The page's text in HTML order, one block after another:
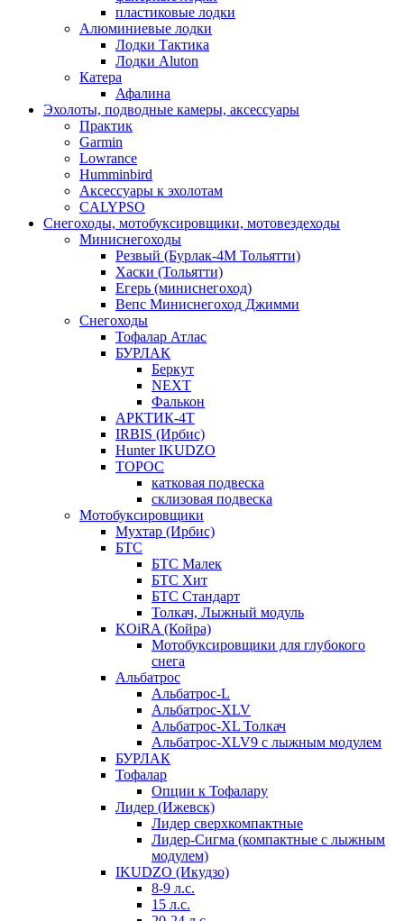
пластиковые лодки
Алюминиевые лодки
Лодки Тактика
Лодки Aluton
Катера
Афалина
Эхолоты, подводные камеры, аксессуары
Практик
Garmin
Lowrance
Humminbird
Аксессуары к эхолотам
CALYPSO
Снегоходы, мотобуксировщики, мотовездеходы
Миниснегоходы
Резвый (Бурлак-4М Тольятти)
Хаски (Тольятти)
Егерь (миниснегоход)
Вепс Миниснегоход Джимми
Снегоходы
Тофалар Атлас
БУРЛАК
Беркут
NEXT
Фалькон
АРКТИК-4Т
IRBIS (Ирбис)
Hunter IKUDZO
ТОРОС
катковая подвеска
склизовая подвеска
Мотобуксировщики
Мухтар (Ирбис)
БТС
БТС Малек
БТС Хит
БТС Стандарт
Толкач, Лыжный модуль
KOiRA (Койра)
Мотобуксировщики для глубокого
снега
Альбатрос
Альбатрос-L
Альбатрос-XLV
Альбатрос-XL Толкач
Альбатрос-XLV9 с лыжным модулем
БУРЛАК
Тофалар
Опции к Тофалару
Лидер (Ижевск)
Лидер сверхкомпактные
Лидер-Сигма (компактные с лыжным
модулем)
IKUDZO (Икудзо)
8-9 л.с.
15 л.с.